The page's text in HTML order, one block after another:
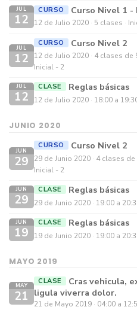
JUL
12
CURSO Curso Nivel 1
12 de Julio 2020 5 clases
JUL
12
CURSO Curso Nivel 2
12 de Julio 2020
4 clases de
Inicial - 2
JUL
12
CLASE Reglas básicas
12 de Julio 2020 18:00 a
JUNIO 2020
JUN
29
CURSO Curso Nivel 2
29 de Junio 2020
4 clases
Inicial - 2
JUN
29
CLASE Reglas básicas
29 de Junio 2020 19:00 a
JUN
19
CLASE Reglas básicas
19 de Junio 2020 19:00 a
MAYO 2019
MAY
21
CLASE
Cras vehicula,
ligula viverra dolor.
21 de Mayo 2019 04:00 a